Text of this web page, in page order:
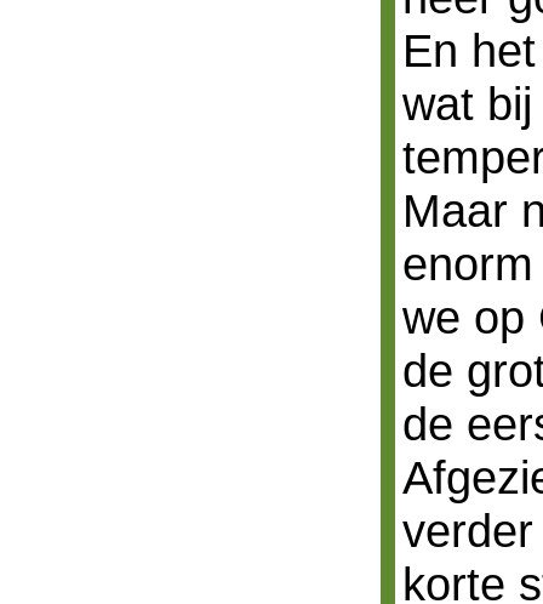
En
wat
Maar
we op
de
de
korte